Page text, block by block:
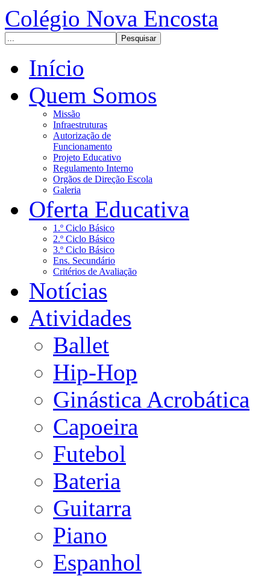
Colégio Nova Encosta
Início
Quem Somos
Missão
Infraestruturas
Autorização de
Funcionamento
Projeto Educativo
Regulamento Interno
Orgãos de Direção Escola
Galeria
Oferta Educativa
1.º Ciclo Básico
2.º Ciclo Básico
3.º Ciclo Básico
Ens. Secundário
Critérios de Avaliação
Notícias
Atividades
Ballet
Hip-Hop
Ginástica Acrobática
Capoeira
Futebol
Bateria
Guitarra
Piano
Espanhol